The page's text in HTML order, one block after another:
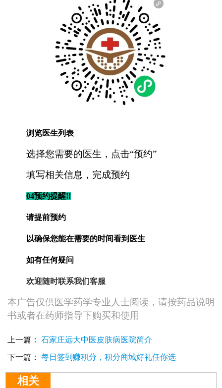
浏览医生列表
选择您需要的医生，点击“预约”
填写相关信息，完成预约
04预约提醒!!
请提前预约
以确保您能在需要的时间看到医生
如有任何疑问
欢迎随时联系我们客服
本广告仅供医学药学专业人士阅读，请按药品说明
书或者在药师指导下购买和使用
上一篇： 石家庄远大中医皮肤病医院简介
下一篇： 每日签到赚积分，积分商城好礼任你选
相关